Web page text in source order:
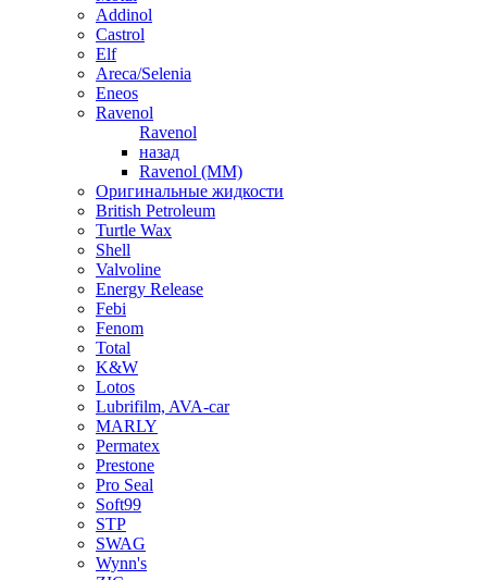
Addinol
Castrol
Elf
Areca/Selenia
Eneos
Ravenol
Ravenol
назад
Ravenol (ММ)
Оригинальные жидкости
British Petroleum
Turtle Wax
Shell
Valvoline
Energy Release
Febi
Fenom
Total
K&W
Lotos
Lubrifilm, AVA-car
MARLY
Permatex
Prestone
Pro Seal
Soft99
STP
SWAG
Wynn's